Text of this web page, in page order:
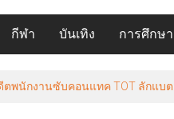
กีฬา บันเทิง การศึกษา
. ชงภาษีสุขภาพ คุม “หวาน-เค็ม-เ